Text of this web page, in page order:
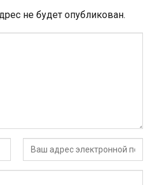
не будет опубликован.